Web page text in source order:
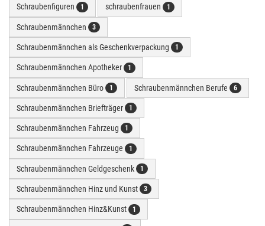
Schraubenfiguren 1 schraubenfrauen 1
Schraubenmännchen 3
Schraubenmännchen als Geschenkverpackung 1
Schraubenmännchen Apotheker 1
Schraubenmännchen Büro 1 Schraubenmännchen Berufe 6
Schraubenmännchen Briefträger 1
Schraubenmännchen Fahrzeug 1
Schraubenmännchen Fahrzeuge 1
Schraubenmännchen Geldgeschenk 1
Schraubenmännchen Hinz und Kunst 3
Schraubenmännchen Hinz&Kunst 1